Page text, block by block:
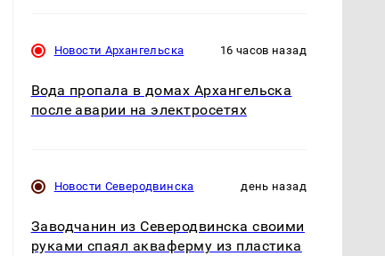
Новости Архангельска 16 часов назад
Вода пропала в домах Архангельска
после аварии на электросетях
Новости Северодвинска день назад
Заводчанин из Северодвинска своими
руками спаял акваферму из пластика